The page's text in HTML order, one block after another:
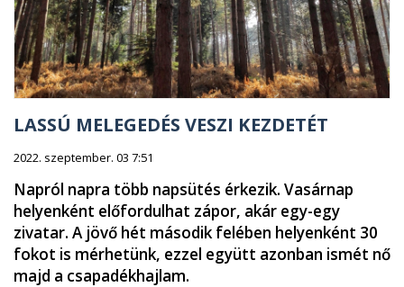
LASSÚ MELEGEDÉS VESZI KEZDETÉT
2022. szeptember. 03 7:51
Napról napra több napsütés érkezik. Vasárnap
helyenként előfordulhat zápor, akár egy-egy
zivatar. A jövő hét második felében helyenként 30
fokot is mérhetünk, ezzel együtt azonban ismét nő
majd a csapadékhajlam.